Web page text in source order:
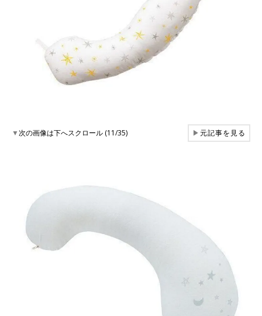
▼次の画像は下へスクロール (11/35) ▶元記事を見る